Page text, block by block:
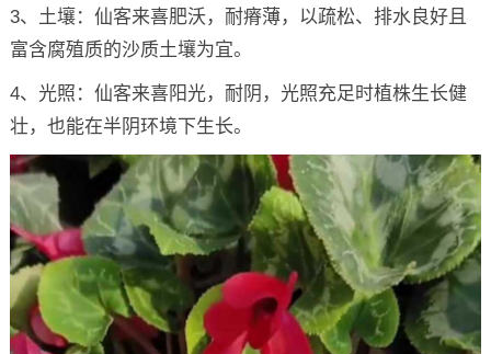
3、土壤：仙客来喜肥沃，耐瘠薄，以疏松、排水良好且
富含腐殖质的沙质土壤为宜。
4、光照：仙客来喜阳光，耐阴，光照充足时植株生长健
壮，也能在半阴环境下生长。